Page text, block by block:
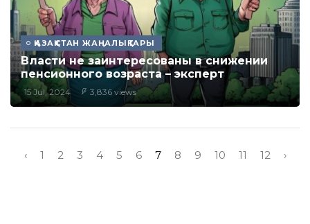
ҚАЗАҚСТАН ЖАҢАЛЫҚТАРЫ
Власти не заинтересованы в снижении
пенсионного возраста – эксперт
15 Jul, 2024 3,836 views
‹ 1 2 3 4 5 6 7 8 9 10 11 12 ›